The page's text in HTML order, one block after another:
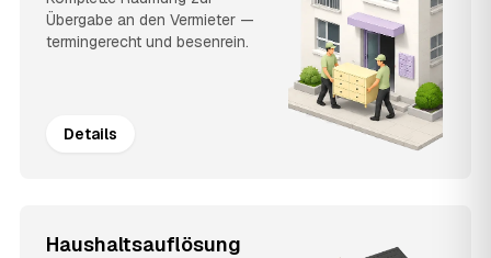
Übergabe an den Vermieter —
termingerecht und besenrein.
Details
Haushaltsauflösung